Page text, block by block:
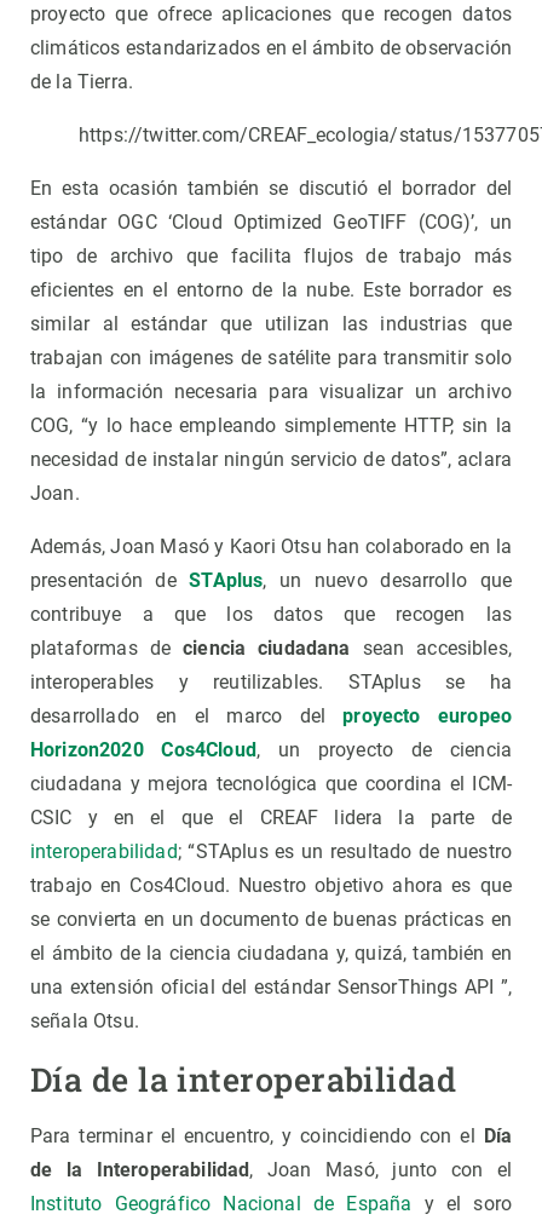
proyecto que ofrece aplicaciones que recogen datos
climáticos estandarizados en el ámbito de observación
de la Tierra.
https://twitter.com/CREAF_ecologia/status/
En esta ocasión también se discutió el borrador del
estándar OGC ‘Cloud Optimized GeoTIFF (COG)’, un
tipo de archivo que facilita flujos de trabajo más
eficientes en el entorno de la nube. Este borrador es
similar al estándar que utilizan las industrias que
trabajan con imágenes de satélite para transmitir solo
la información necesaria para visualizar un archivo
COG, “y lo hace empleando simplemente HTTP, sin la
necesidad de instalar ningún servicio de datos”, aclara
Joan.
Además, Joan Masó y Kaori Otsu han colaborado en la
presentación deSTAplus, un nuevo desarrollo que
contribuye a que los datos que recogen las
plataformas deciencia ciudadana sean accesibles,
interoperables y reutilizables. STAplus se ha
desarrollado en el marco delproyecto europeo
Horizon2020 Cos4Cloud, un proyecto de ciencia
ciudadana y mejora tecnológica que coordina el ICM-
CSIC y en el que el CREAF lidera la parte de
interoperabilidad; “STAplus es un resultado de nuestro
trabajo en Cos4Cloud. Nuestro objetivo ahora es que
se convierta en un documento de buenas prácticas en
el ámbito de la ciencia ciudadana y, quizá, también en
una extensión oficial del estándar SensorThings API ”,
señala Otsu.
Día de la interoperabilidad
Para terminar el encuentro, y coincidiendo con el Día
de la Interoperabilidad, Joan Masó, junto con el
Instituto Geográfico Nacional de España y el soro